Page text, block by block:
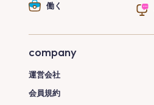
働く
company
運営会社
会員規約